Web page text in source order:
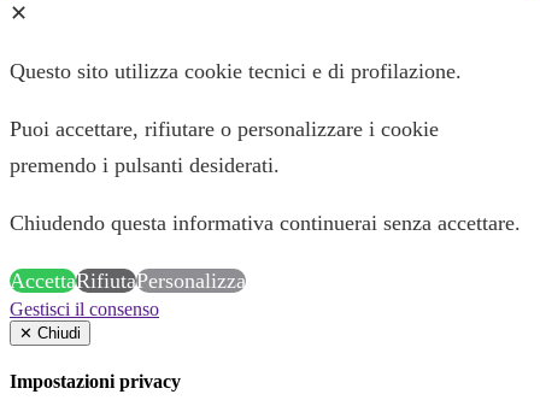
✕
Questo sito utilizza cookie tecnici e di profilazione.
Puoi accettare, rifiutare o personalizzare i cookie
premendo i pulsanti desiderati.
Chiudendo questa informativa continuerai senza accettare.
AccettaRifiutaPersonalizza
Gestisci il consenso
✕ Chiudi
Impostazioni privacy